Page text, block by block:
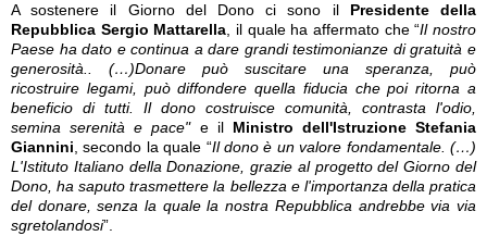
A sostenere il Giorno del Dono ci sono il Presidente della
Repubblica Sergio Mattarella, il quale ha affermato che “Il nostro
Paese ha dato e continua a dare grandi testimonianze di gratuità e
generosità.. (…)Donare può suscitare una speranza, può
ricostruire legami, può diffondere quella fiducia che poi ritorna a
beneficio di tutti. Il dono costruisce comunità, contrasta l'odio,
semina serenità e pace"e il Ministro dell'Istruzione Stefania
Giannini, secondo la quale “Il dono è un valore fondamentale. (…)
L'Istituto Italiano della Donazione, grazie al progetto del Giorno del
Dono, ha saputo trasmettere la bellezza e l'importanza della pratica
del donare, senza la quale la nostra Repubblica andrebbe via via
sgretolandosi”.